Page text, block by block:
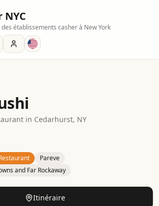
NYC
établissements casher à New York
in Cedarhurst, NY
Pareve
and Far Rockaway
Category:
Itinéraire